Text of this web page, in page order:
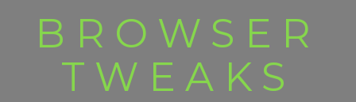
BROWSER
TWEAKS